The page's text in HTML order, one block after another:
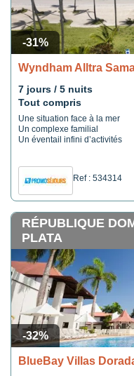
-31%
Wyndham Alltra
7 jours / 5 nuits
Tout compris
Une situation face à la mer
Un complexe familial
Un éventail infini d’activités
Ref : 534314
-32%
RÉPUBLIQUE
PLATA
BlueBay Villas